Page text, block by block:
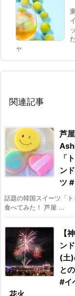
ャ
関連記事
芦
「
ン
ツ
話題の韓国スイーツ「
食べてみた！ 芦屋 ...
【
ン
(土
と
#イ